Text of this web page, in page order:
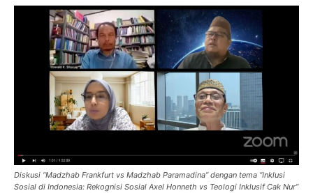
Diskusi “Madzhab Frankfurt vs Madzhab Paramadina”dengan tema “Inklusi
Sosial di Indonesia: Rekognisi Sosial Axel Honneth vs Teologi Inklusif Cak Nur”